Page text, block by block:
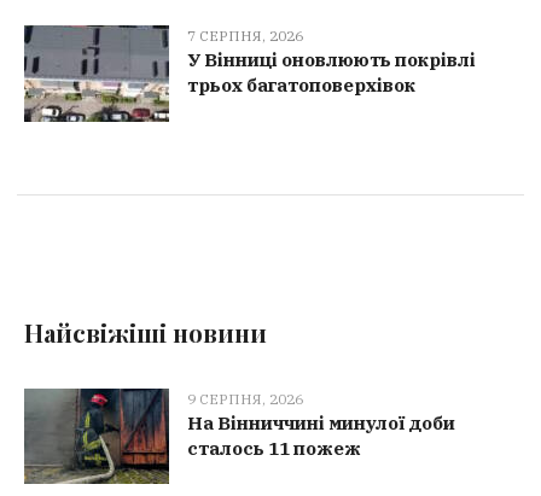
7 СЕРПНЯ, 2026
У Вінниці оновлюють покрівлі
трьох багатоповерхівок
Найсвіжіші новини
9 СЕРПНЯ, 2026
На Вінниччині минулої доби
сталось 11 пожеж